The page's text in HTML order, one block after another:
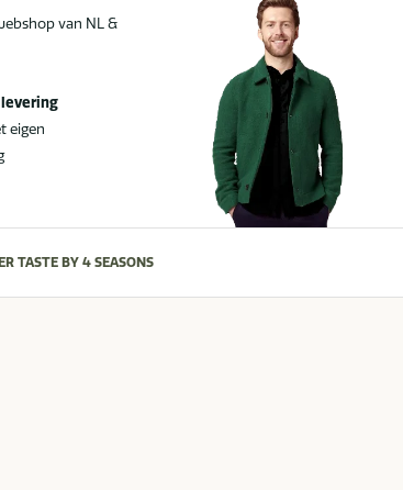
van NL &
eigen
TASTE BY 4 SEASONS